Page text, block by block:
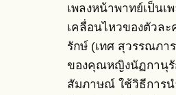
เพลงหน้าพาทย์เป็นเ
เคลื่อนไหวของตัวล
รักษ์ (เทศ สุวรรณภา
ของคุณหญิงนัฏกานุรั
สัมภาษณ์ ใช้วิธีการน